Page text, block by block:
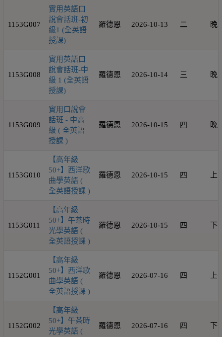
1153G007
實用英語口
說會話班-初
級1 (全英語
授課)
羅德恩 2026-10-13 二 晚
1153G008
實用英語口
說會話班-中
級 1 (全英語
授課)
羅德恩 2026-10-14 三 晚
1153G009
實用口說會
話班 - 中高
級 ( 全英語
授課 )
羅德恩 2026-10-15 四 晚
1153G010
【高年級
50+】西洋歌
曲學英語 (
全英語授課 )
羅德恩 2026-10-15 四 上
1153G011
【高年級
50+】午茶時
光學英語 (
全英語授課 )
羅德恩 2026-10-15 四 下
1152G001
【高年級
50+】西洋歌
曲學英語 (
全英語授課 )
羅德恩 2026-07-16 四 上
1152G002
【高年級
50+】午茶時
光學英語 (
羅德恩 2026-07-16 四 下